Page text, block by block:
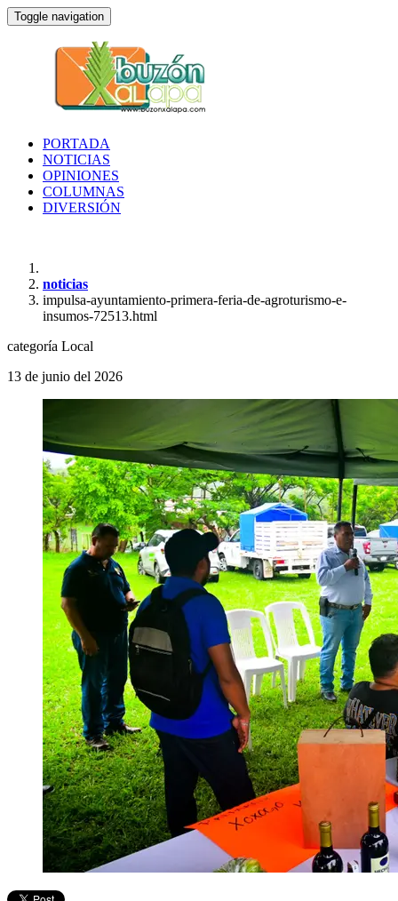
Toggle navigation
PORTADA
NOTICIAS
OPINIONES
COLUMNAS
DIVERSIÓN
noticias
impulsa-ayuntamiento-primera-feria-de-agroturismo-e-
insumos-72513.html
categoría Local
13 de junio del 2026